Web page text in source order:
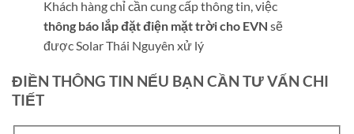
Khách hàng chỉ cần cung cấp thông tin, việc
thông báo lắp đặt điện mặt trời cho EVN sẽ
được Solar Thái Nguyên xử lý
ĐIỀN THÔNG TIN NẾU BẠN CẦN TƯ VẤN CHI
TIẾT